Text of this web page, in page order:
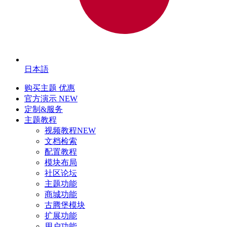
日本語
购买主题 优惠
官方演示 NEW
定制&服务
主题教程
视频教程NEW
文档检索
配置教程
模块布局
社区论坛
主题功能
商城功能
古腾堡模块
扩展功能